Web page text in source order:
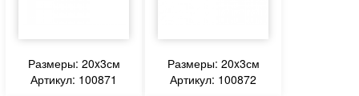
Размеры: 20x3см
Артикул: 100871
Размеры: 20x3см
Артикул: 100872